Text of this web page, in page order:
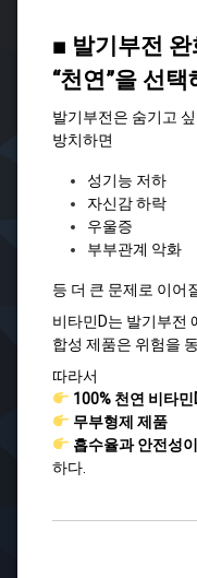
■ 발기부전 완
“천연”을 선택
발기부전은 숨기고
방치하면
성기능 저하
자신감 하락
우울증
부부관계 악화
등 더 큰 문제로 이어
비타민D는 발기부전
합성 제품은 위험을
따라서
100% 천연 비타민
무부형제 제품
흡수율과 안전성
하다.